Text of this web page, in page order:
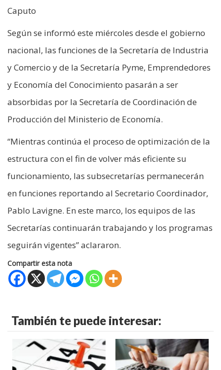
Caputo
Según se informó este miércoles desde el gobierno
nacional, las funciones de la Secretaría de Industria
y Comercio y de la Secretaría Pyme, Emprendedores
y Economía del Conocimiento pasarán a ser
absorbidas por la Secretaría de Coordinación de
Producción del Ministerio de Economía.
“Mientras continúa el proceso de optimización de la
estructura con el fin de volver más eficiente su
funcionamiento, las subsecretarías permanecerán
en funciones reportando al Secretario Coordinador,
Pablo Lavigne. En este marco, los equipos de las
Secretarías continuarán trabajando y los programas
seguirán vigentes” aclararon.
Compartir esta nota
También te puede interesar: